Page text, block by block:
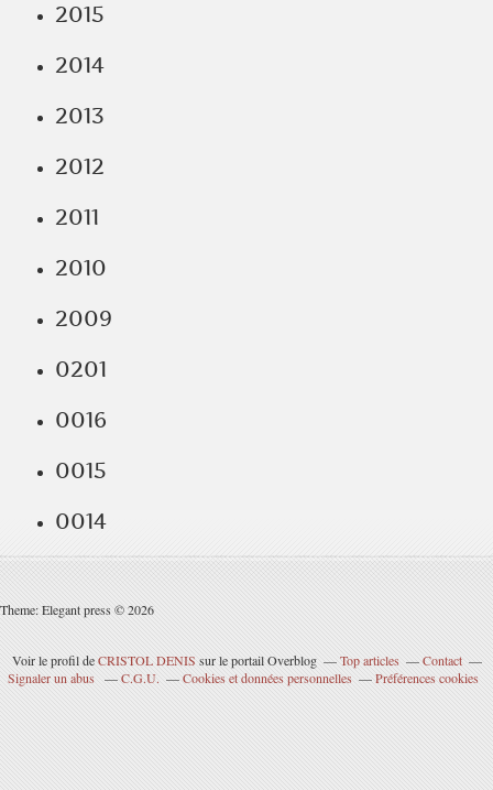
2015
2014
2013
2012
2011
2010
2009
0201
0016
0015
0014
Theme: Elegant press © 2026
Voir le profil deCRISTOL DENIS sur le portail Overblog Top articles
Contact
Signaler un abus
C.G.U. Cookies et données personnelles Préférences cookies